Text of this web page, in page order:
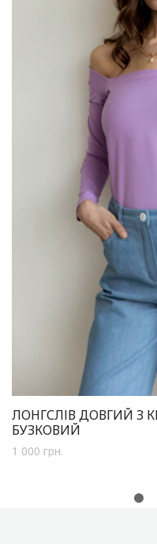
ЛОНГСЛІВ ДОВГИЙ З
БУЗКОВИЙ
1 000 грн.